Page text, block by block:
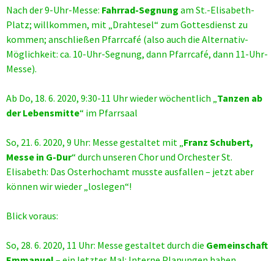
Nach der 9-Uhr-Messe: Fahrrad-Segnung am St.-Elisabeth-
Platz; willkommen, mit „Drahtesel“ zum Gottesdienst zu
kommen; anschließen Pfarrcafé (also auch die Alternativ-
Möglichkeit: ca. 10-Uhr-Segnung, dann Pfarrcafé, dann 11-Uhr-
Messe).
Ab Do, 18. 6. 2020, 9:30-11 Uhr wieder wöchentlich „Tanzen ab
der Lebensmitte“ im Pfarrsaal
So, 21. 6. 2020, 9 Uhr: Messe gestaltet mit „Franz Schubert,
Messe in G-Dur“ durch unseren Chor und Orchester St.
Elisabeth: Das Osterhochamt musste ausfallen – jetzt aber
können wir wieder „loslegen“!
Blick voraus:
So, 28. 6. 2020, 11 Uhr: Messe gestaltet durch die Gemeinschaft